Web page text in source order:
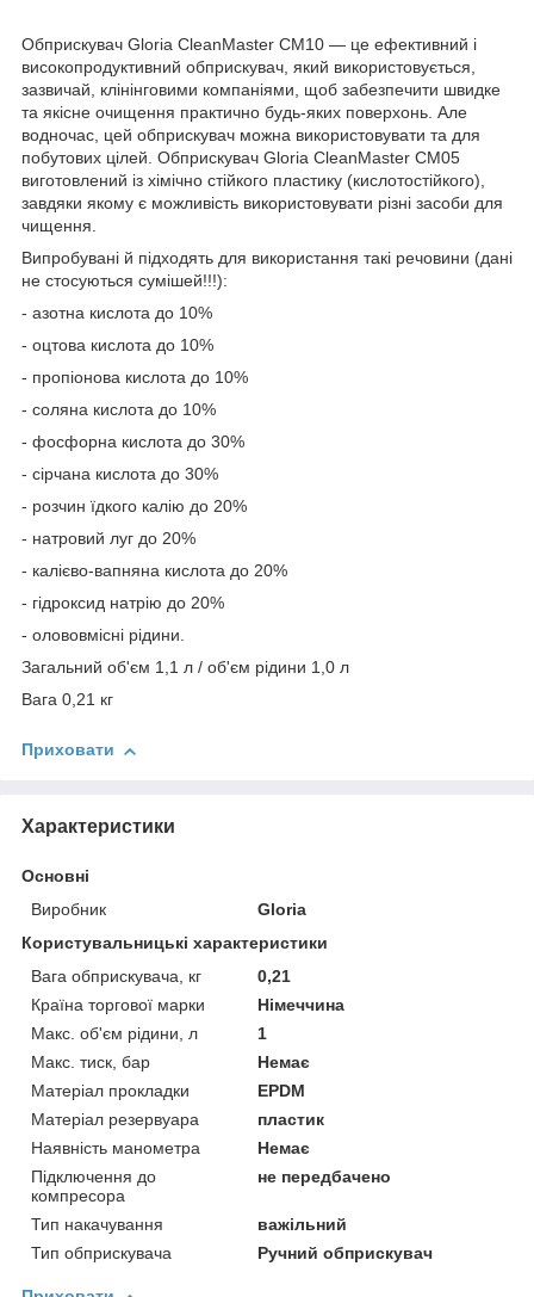
Обприскувач Gloria CleanMaster CM10 — це ефективний і
високопродуктивний обприскувач, який використовується,
зазвичай, клінінговими компаніями, щоб забезпечити швидке
та якісне очищення практично будь-яких поверхонь. Але
водночас, цей обприскувач можна використовувати та для
побутових цілей. Обприскувач Gloria CleanMaster CM05
виготовлений із хімічно стійкого пластику (кислотостійкого),
завдяки якому є можливість використовувати різні засоби для
чищення.
Випробувані й підходять для використання такі речовини (дані
не стосуються сумішей!!!):
- азотна кислота до 10%
- оцтова кислота до 10%
- пропіонова кислота до 10%
- соляна кислота до 10%
- фосфорна кислота до 30%
- сірчана кислота до 30%
- розчин їдкого калію до 20%
- натровий луг до 20%
- калієво-вапняна кислота до 20%
- гідроксид натрію до 20%
- олововмісні рідини.
Загальний об'єм 1,1 л / об'єм рідини 1,0 л
Вага 0,21 кг
Приховати
Характеристики
Основні
Виробник
Gloria
Користувальницькі характеристики
Вага обприскувача, кг
0,21
Країна торгової марки
Німеччина
Макс. об'єм рідини, л
1
Макс. тиск, бар
Немає
Матеріал прокладки
EPDM
Матеріал резервуара
пластик
Наявність манометра
Немає
Підключення до
компресора
не передбачено
Тип накачування
важільний
Тип обприскувача
Ручний обприскувач